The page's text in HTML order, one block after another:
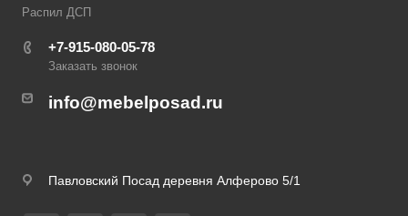
Распил ДСП
+7-915-080-05-78
Заказать звонок
info@mebelposad.ru
Павловский Посад деревня Алферово 5/1